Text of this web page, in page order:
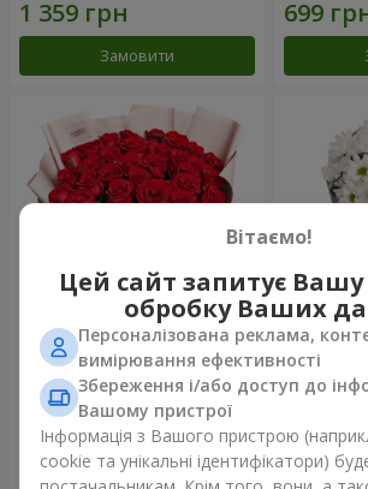
Замовити
Букет "31 червона троянда"
3 998 грн
Замовити
Букет
хризантем
Вітаємо!
Цей сайт запитує Вашу
обробку Ваших
Персоналізована реклама,
вимірювання ефективності
Збереження і/або доступ до
Вашому пристрої
Інформація з Вашого пристрою
cookie та унікальні ідентифікатори)